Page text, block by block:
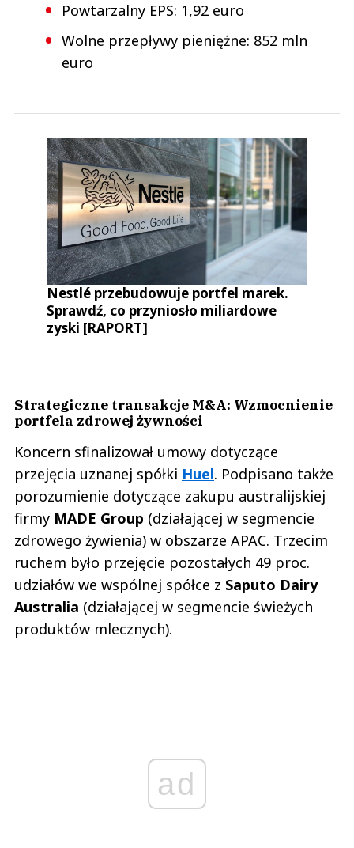
Powtarzalny EPS: 1,92 euro
Wolne przepływy pieniężne: 852 mln
euro
Nestlé przebudowuje portfel marek.
Sprawdź, co przyniosło miliardowe
zyski [RAPORT]
Strategiczne transakcje M&A: Wzmocnienie
portfela zdrowej żywności
Koncern sfinalizował umowy dotyczące
przejęcia uznanej spółki Huel. Podpisano także
porozumienie dotyczące zakupu australijskiej
firmy MADE Group (działającej w segmencie
zdrowego żywienia) w obszarze APAC. Trzecim
ruchem było przejęcie pozostałych 49 proc.
udziałów we wspólnej spółce z Saputo Dairy
Australia (działającej w segmencie świeżych
produktów mlecznych).
ad